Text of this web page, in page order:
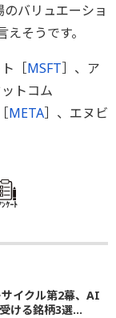
バリュエーショ
そうです。
［MSFT］、ア
トコム
META］、エヌビ
ﾝｹｰﾄ
サイクル第2幕、AI
ける銘柄3選...